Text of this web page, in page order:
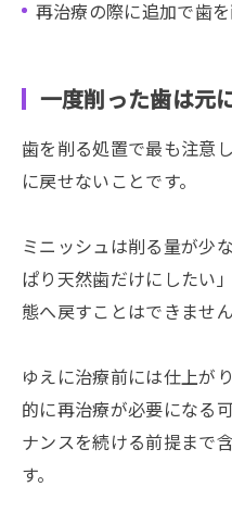
再治療の際に追加で歯
一度削った歯は元
歯を削る処置で最も注意
に戻せないことです。
ミニッシュは削る量が少
ぱり天然歯だけにしたい
態へ戻すことはできません
ゆえに治療前には仕上が
的に再治療が必要になる
ナンスを続ける前提まで
す。